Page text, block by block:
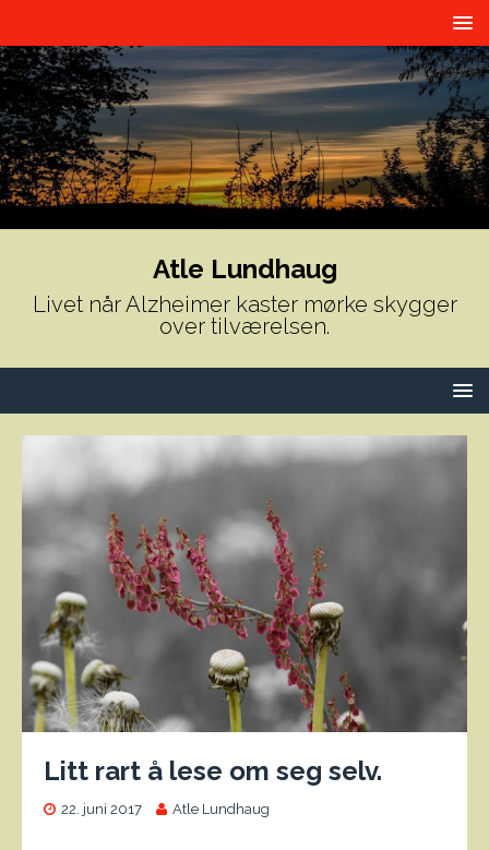
Atle Lundhaug
Livet når Alzheimer kaster mørke skygger
over tilværelsen.
Litt rart å lese om seg selv.
22. juni 2017 Atle Lundhaug